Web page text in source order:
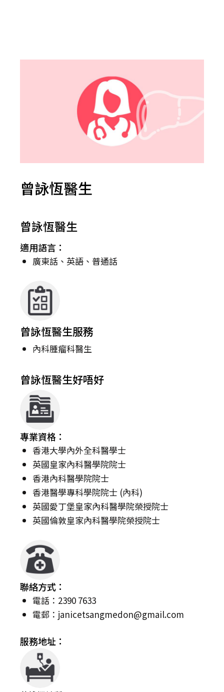
曾詠恆醫生
曾詠恆醫生
適用語言：
廣東話、英語、普通話
曾詠恆醫生服務
內科腫瘤科醫生
曾詠恆醫生好唔好
專業資格：
香港大學內外全科醫學士
英國皇家內科醫學院院士
香港內科醫學院院士
香港醫學專科學院院士 (內科)
英國愛丁堡皇家內科醫學院榮授院士
英國倫敦皇家內科醫學院榮授院士
聯絡方式：
電話：2390 7633
電郵： janicetsangmedon@gmail.com
服務地址：